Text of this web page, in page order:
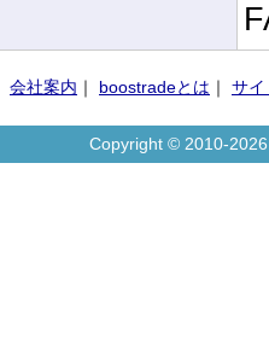
会社案内 ｜ boostradeとは ｜ サイ
Copyright © 2010-